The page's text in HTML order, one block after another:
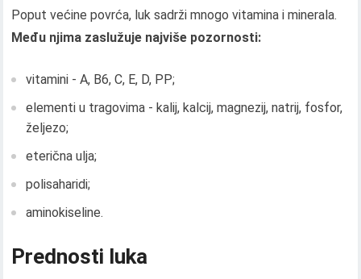
Poput većine povrća, luk sadrži mnogo vitamina i minerala.
Među njima zaslužuje najviše pozornosti:
vitamini - A, B6, C, E, D, PP;
elementi u tragovima - kalij, kalcij, magnezij, natrij, fosfor,
željezo;
eterična ulja;
polisaharidi;
aminokiseline.
Prednosti luka